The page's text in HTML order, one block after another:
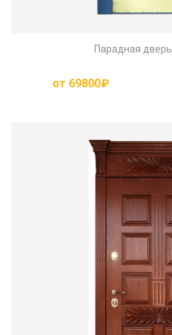
Парадная дверь
от 69800₽